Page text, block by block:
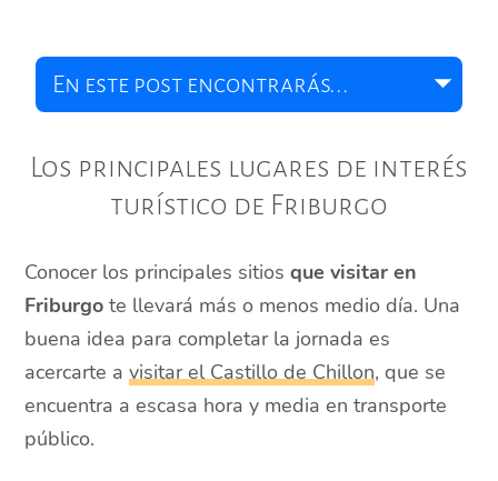
Los principales lugares de interés
turístico de Friburgo
Conocer los principales sitiosque visitar en
Friburgo te llevará más o menos medio día. Una
buena idea para completar la jornada es
acercarte avisitar el Castillo de Chillon, que se
encuentra a escasa hora y media en transporte
público.